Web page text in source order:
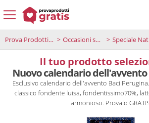
Prova Prodotti Gratis Occasioni speciali Speciale Natale
Il tuo prodotto
Nuovo calendario dell'avvento
Esclusivo calendario dell'avvento Baci
classico fondente luisa, fondentissimo70%,
armonioso. Provalo